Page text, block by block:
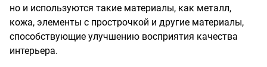
но и используются такие материалы, как металл,
кожа, элементы с прострочкой и другие материалы,
способствующие улучшению восприятия качества
интерьера.